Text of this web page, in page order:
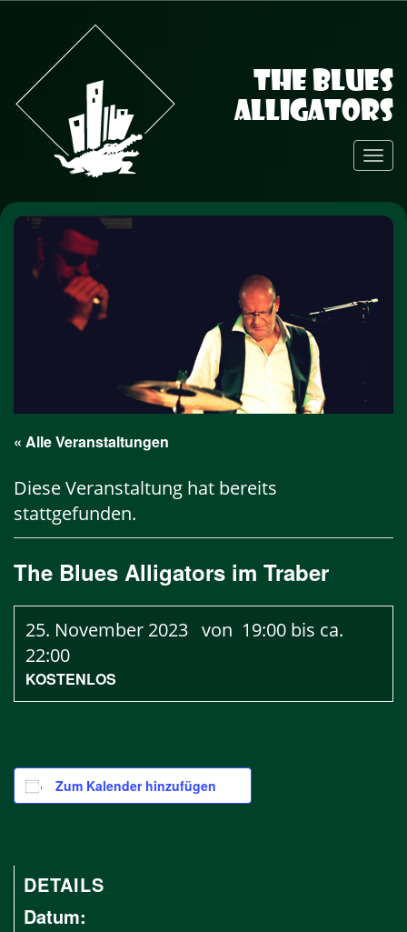
The Blues
Alligators
Toggle
« Alle Veranstaltungen
Diese Veranstaltung hat bereits
stattgefunden.
The Blues Alligators im Traber
25. November 2023 von 19:00 bis ca.
22:00
KOSTENLOS
Zum Kalender hinzufügen
DETAILS
Datum: